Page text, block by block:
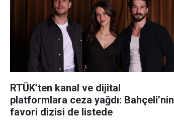
RTÜK’ten kanal ve dijital
platformlara ceza yağdı: Bahçeli’nin
favori dizisi de listede